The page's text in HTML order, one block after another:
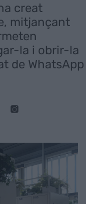
creat
mitjançant
la i obrir-la
de WhatsApp